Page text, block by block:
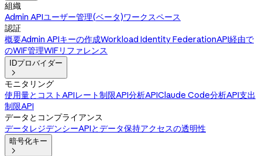
組織
Admin APIユーザー管理(ベータ)ワークスペース
認証
概要Admin APIキーの作成Workload Identity FederationAPI経由で
のWIF管理WIFリファレンス
IDプロバイダー

モニタリング
使用量とコストAPIレート制限API分析APIClaude Code分析API支出
制限API
データとコンプライアンス
データレジデンシーAPIとデータ保持アクセスの透明性
暗号化キー
